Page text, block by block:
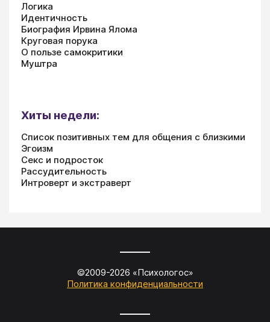
Логика
Идентичность
Биография Ирвина Ялома
Круговая порука
О пользе самокритики
Муштра
Хиты недели:
Список позитивных тем для общения с близкими
Эгоизм
Секс и подросток
Рассудительность
Интроверт и экстраверт
©2009-2026 «Психологос»
Политика конфиденциальности